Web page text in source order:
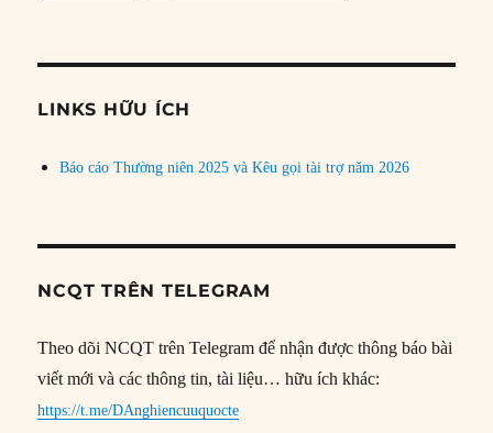
đề
LINKS HỮU ÍCH
Báo cáo Thường niên 2025 và Kêu gọi tài trợ năm 2026
NCQT TRÊN TELEGRAM
Theo dõi NCQT trên Telegram để nhận được thông báo bài
viết mới và các thông tin, tài liệu… hữu ích khác:
https://t.me/DAnghiencuuquocte